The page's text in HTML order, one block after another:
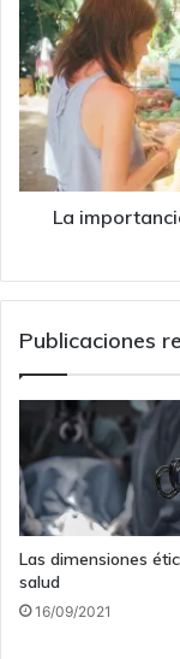
importancia
de
una
comunidad
para
salud
pública
La
Publicaciones
Las dimensiones
salud
16/09/2021